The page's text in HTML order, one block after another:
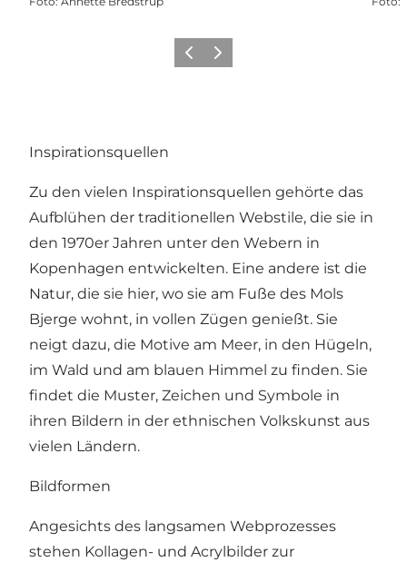
ZurückWeiter
Inspirationsquellen
Zu den vielen Inspirationsquellen gehörte das
Aufblühen der traditionellen Webstile, die sie in
den 1970er Jahren unter den Webern in
Kopenhagen entwickelten. Eine andere ist die
Natur, die sie hier, wo sie am Fuße des Mols
Bjerge wohnt, in vollen Zügen genießt. Sie
neigt dazu, die Motive am Meer, in den Hügeln,
im Wald und am blauen Himmel zu finden. Sie
findet die Muster, Zeichen und Symbole in
ihren Bildern in der ethnischen Volkskunst aus
vielen Ländern.
Bildformen
Angesichts des langsamen Webprozesses
stehen Kollagen- und Acrylbilder zur